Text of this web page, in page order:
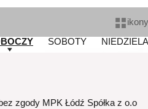
ikony
SOBOTY NIEDZIELA
zgody MPK Łódź Spółka z o.o